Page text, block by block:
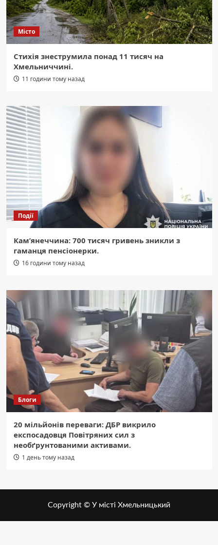
Місто
Стихія знеструмила понад 11 тисяч на
Хмельниччині.
11 години тому назад
Події
Кам’янеччина: 700 тисяч гривень зникли з
гаманця пенсіонерки.
16 години тому назад
Блоги
20 мільйонів переваги: ДБР викрило
експосадовця Повітряних сил з
необґрунтованими активами.
1 день тому назад
Copyright © У місті Хмельницький